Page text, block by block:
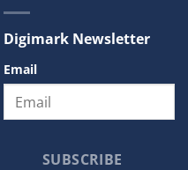
Digimark Newsletter
Email
SUBSCRIBE